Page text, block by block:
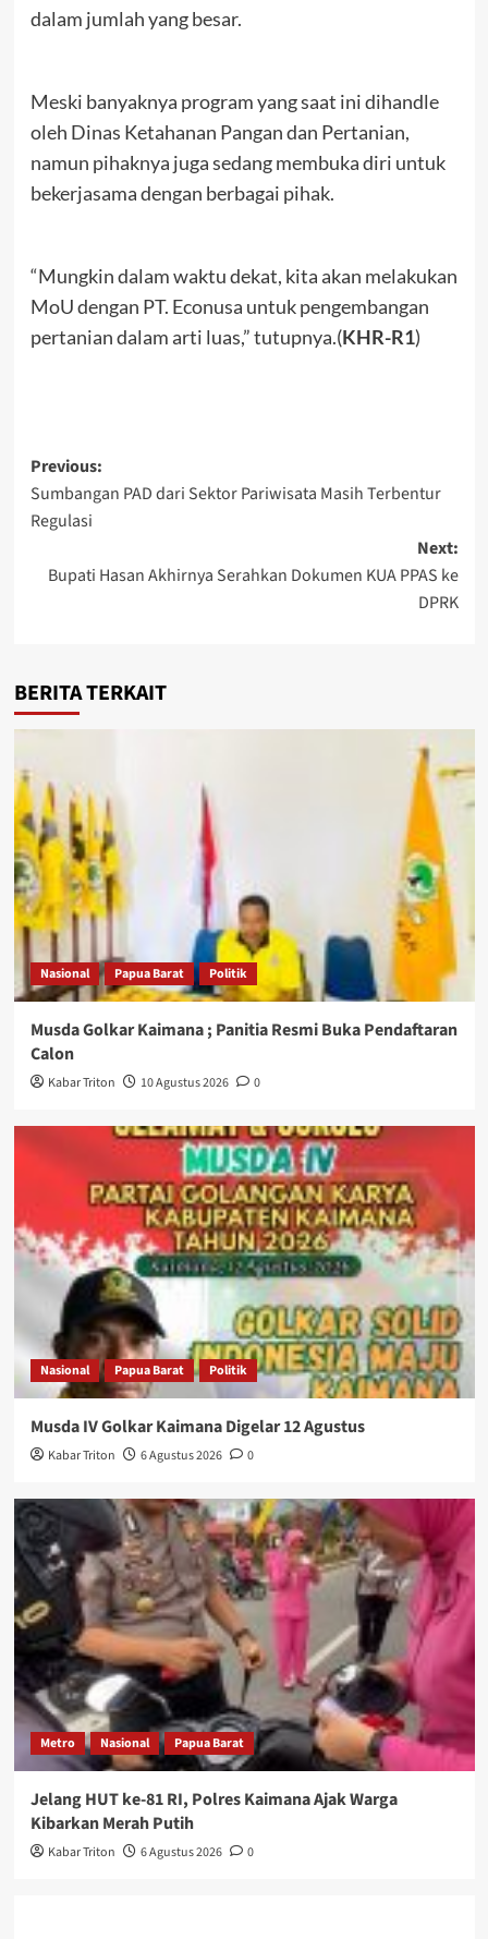
dalam jumlah yang besar.
Meski banyaknya program yang saat ini dihandle
oleh Dinas Ketahanan Pangan dan Pertanian,
namun pihaknya juga sedang membuka diri untuk
bekerjasama dengan berbagai pihak.
“Mungkin dalam waktu dekat, kita akan melakukan
MoU dengan PT. Econusa untuk pengembangan
pertanian dalam arti luas,” tutupnya.(KHR-R1)
Post
navigation
Previous:
Sumbangan PAD dari Sektor Pariwisata Masih Terbentur
Regulasi
Next:
Bupati Hasan Akhirnya Serahkan Dokumen KUA PPAS ke
DPRK
BERITA TERKAIT
Nasional Papua Barat Politik
Musda Golkar Kaimana ; Panitia Resmi Buka Pendaftaran
Calon
Kabar Triton 10 Agustus 2026 0
Nasional Papua Barat Politik
Musda IV Golkar Kaimana Digelar 12 Agustus
Kabar Triton 6 Agustus 2026 0
Metro Nasional Papua Barat
Jelang HUT ke-81 RI, Polres Kaimana Ajak Warga
Kibarkan Merah Putih
Kabar Triton 6 Agustus 2026 0